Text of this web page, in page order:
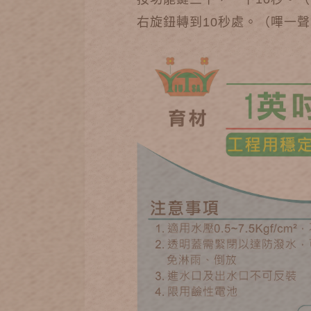
右旋鈕轉到10秒處。（嗶一